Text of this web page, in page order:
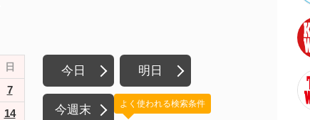
日
7
14
今日 明日
今週末 よく使われる検索条件